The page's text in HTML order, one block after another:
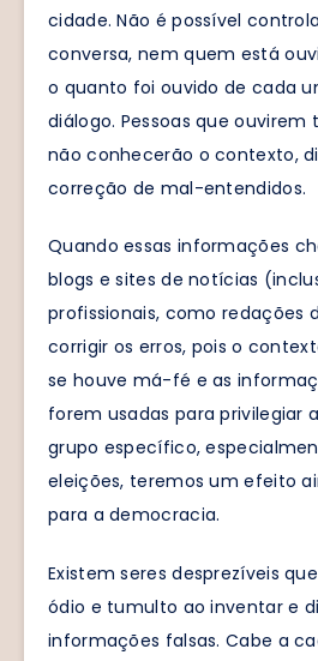
cidade. Não é possível
conversa, nem quem está
o quanto foi ouvido de cada
diálogo. Pessoas que ouvirem
não conhecerão o contexto,
correção de mal-entendidos.
Quando essas informações
blogs e sites de notícias
profissionais, como redações
corrigir os erros, pois o
se houve má-fé e as
forem usadas para privilegiar
grupo específico,
eleições, teremos um efeito
para a democracia.
Existem seres desprezíveis
ódio e tumulto ao inventar e
informações falsas. Cabe a